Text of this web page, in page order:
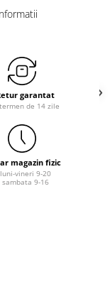
garantat
de 14 zile
magazin fizic
luni-vineri 9-20
sambata 9-16